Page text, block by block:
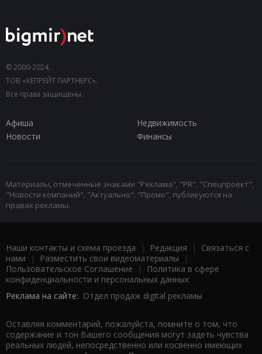
© 2000-2024,
ТОВ «КЕПРЕЙТ ПАРТНЕРС».
Все права защищены.
Афиша
Недвижимость
Новости
Финансы
Материалы, отмеченные знаками "Реклама", "PR", "Спецпроект",
"Новости компаний", "Актуально", "Промо", публикуются на
правах рекламы.
Наши контакты и схема проезда | Редакция | Связаться с
нами | Разместить свои видеоматериалы |
Пользовательское Соглашение |
Политика в сфере
конфиденциальности и персональных данных
Реклама на сайте: Отдел продаж digital рекламы
Оставляя комментарий, пожалуйста, помните о том, что
содержание и тон Вашего сообщения могут задеть чувства
реальных людей, непосредственно или косвенно имеющих